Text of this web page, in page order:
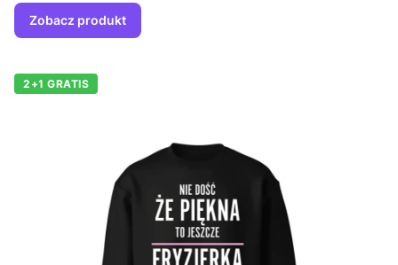
Zobacz produkt
2+1 GRATIS